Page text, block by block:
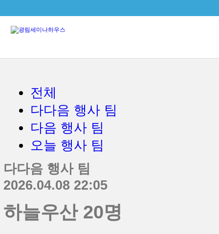
전체
다다음 행사 팀
다음 행사 팀
오늘 행사 팀
다다음 행사 팀
2026.04.08 22:05
하늘우산 20명